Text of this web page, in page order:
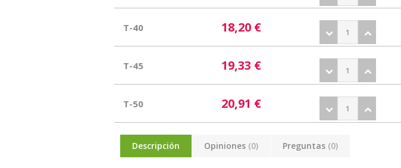
T-40 18,20 €
T-45 19,33 €
T-50 20,91 €
Descripción Opiniones (0) Preguntas (0)